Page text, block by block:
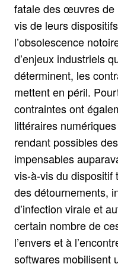
fatale des œuvres de
vis de leurs
l’obsolescence
d’enjeux industriels
déterminent, les
mettent en péril.
contraintes ont
littéraires
rendant possibles
impensables
vis-à-vis du dispositif
des détournements,
d’infection virale et
certain nombre de
l’envers et à
softwares mobilisent